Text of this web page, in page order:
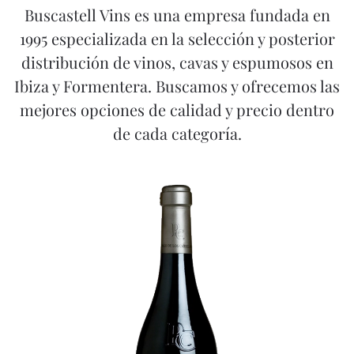
Buscastell Vins es una empresa fundada en
1995 especializada en la selección y posterior
distribución de vinos, cavas y espumosos en
Ibiza y Formentera. Buscamos y ofrecemos las
mejores opciones de calidad y precio dentro
de cada categoría.